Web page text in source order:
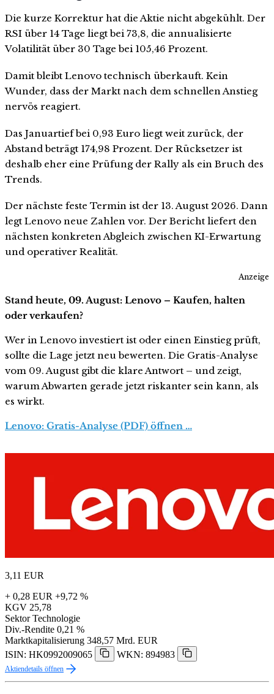
Die kurze Korrektur hat die Aktie nicht abgekühlt. Der
RSI über 14 Tage liegt bei 73,8, die annualisierte
Volatilität über 30 Tage bei 105,46 Prozent.
Damit bleibt Lenovo technisch überkauft. Kein
Wunder, dass der Markt nach dem schnellen Anstieg
nervös reagiert.
Das Januartief bei 0,93 Euro liegt weit zurück, der
Abstand beträgt 174,98 Prozent. Der Rücksetzer ist
deshalb eher eine Prüfung der Rally als ein Bruch des
Trends.
Der nächste feste Termin ist der 13. August 2026. Dann
legt Lenovo neue Zahlen vor. Der Bericht liefert den
nächsten konkreten Abgleich zwischen KI-Erwartung
und operativer Realität.
Anzeige
Stand heute, 09. August: Lenovo – Kaufen, halten
oder verkaufen?
Wer in Lenovo investiert ist oder einen Einstieg prüft,
sollte die Lage jetzt neu bewerten. Die Gratis-Analyse
vom 09. August gibt die klare Antwort – und zeigt,
warum Abwarten gerade jetzt riskanter sein kann, als
es wirkt.
Lenovo: Gratis-Analyse (PDF) öffnen …
3,11 EUR
+ 0,28 EUR +9,72 %
KGV 25,78
Sektor Technologie
Div.-Rendite 0,21 %
Marktkapitalisierung 348,57 Mrd. EUR
ISIN: HK0992009065
WKN: 894983
Aktiendetails öffnen